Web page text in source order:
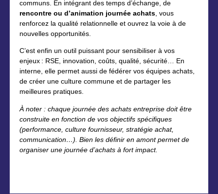
communs. En intégrant des temps d’échange, de
rencontre ou d’animation journée achats , vous
renforcez la qualité relationnelle et ouvrez la voie à de
nouvelles opportunités.
C’est enfin un outil puissant pour sensibiliser à vos
enjeux : RSE, innovation, coûts, qualité, sécurité… En
interne, elle permet aussi de fédérer vos équipes achats,
de créer une culture commune et de partager les
meilleures pratiques.
À noter : chaque journée des achats entreprise doit être
construite en fonction de vos objectifs spécifiques
(performance, culture fournisseur, stratégie achat,
communication…). Bien les définir en amont permet de
organiser une journée d’achats à fort impact.